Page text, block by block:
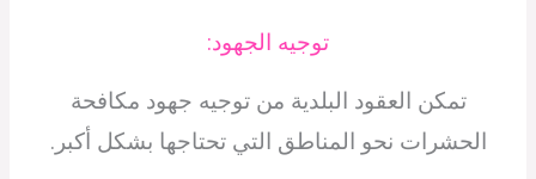
توجيه الجهود:
تمكن العقود البلدية من توجيه جهود مكافحة
الحشرات نحو المناطق التي تحتاجها بشكل أكبر.